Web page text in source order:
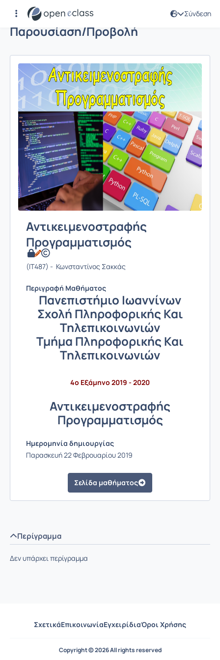
Σύνδεση
Παρουσίαση/Προβολή
Αντικειμενοστραφής
Προγραμματισμός
(IT487) - Κωνσταντίνος Σακκάς
Περιγραφή Μαθήματος
Πανεπιστήμιο Ιωαννίνων
Σχολή Πληροφορικής Και
Τηλεπικοινωνιών
Τμήμα Πληροφορικής Και
Τηλεπικοινωνιών
4ο Εξάμηνο 2019 - 2020
Αντικειμενοστραφής
Προγραμματισμός
Ημερομηνία δημιουργίας
Παρασκευή 22 Φεβρουαρίου 2019
Σελίδα μαθήματος
Περίγραμμα
Δεν υπάρχει περίγραμμα
ΣχετικάΕπικοινωνίαΕγχειρίδιαΌροι Χρήσης
Copyright © 2026 All rights reserved